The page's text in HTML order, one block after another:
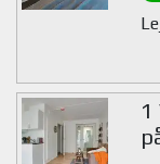
1